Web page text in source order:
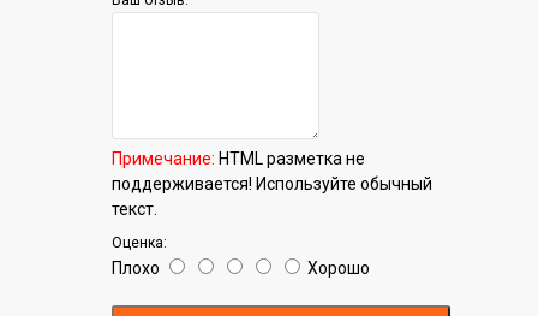
Примечание: HTML разметка не
поддерживается! Используйте обычный
текст.
Оценка:
Плохо Хорошо